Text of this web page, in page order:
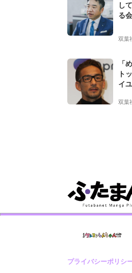
し
る
グ
双葉
「
ト
イ
デ
双葉
プライバシーポリシ